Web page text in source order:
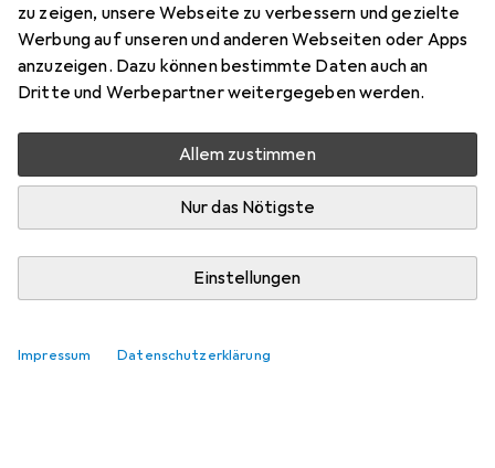
zu zeigen, unsere Webseite zu verbessern und gezielte
Werbung auf unseren und anderen Webseiten oder Apps
anzuzeigen. Dazu können bestimmte Daten auch an
Dritte und Werbepartner weitergegeben werden.
Allem zustimmen
Nur das Nötigste
Einstellungen
Impressum Datenschutzerklärung